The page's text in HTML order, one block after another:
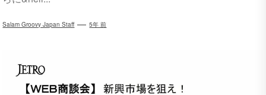
Salam Groovy Japan Staff 5年 前